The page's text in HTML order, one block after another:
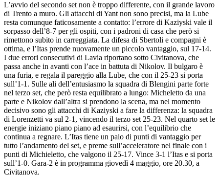
L’avvio del secondo set non è troppo differente, con il grande lavoro
di Trento a muro. Gli attacchi di Yant non sono precisi, ma la Lube
resta comunque faticosamente a contatto: l’errore di Kaziyski vale il
sorpasso dell’8-7 per gli ospiti, con i padroni di casa che però si
rimettono subito in carreggiata. La difesa di Sbertoli e compagni è
ottima, e l’Itas prende nuovamente un piccolo vantaggio, sul 17-14.
I due errori consecutivi di Lavia riportano sotto Civitanova, che
passa anche in avanti con l’ace in battuta di Nikolov. Il bulgaro è
una furia, e regala il pareggio alla Lube, che con il 25-23 si porta
sull’1-1. Sulle ali dell’entusiasmo la squadra di Blengini parte forte
nel terzo set, che però resta equilibrato a lungo: Micheletto da una
parte e Nikolov dall’altra si prendono la scena, ma nel momento
decisivo sono gli attacchi di Kaziyski a fare la differenza: la squadra
di Lorenzetti va sul 2-1, vincendo il terzo set 25-23. Nel quarto set le
energie iniziano piano piano ad esaurirsi, con l’equilibrio che
continua a regnare. L’Itas tiene un paio di punti di vantaggio per
tutto l’andamento del set, e preme sull’acceleratore nel finale con i
punti di Michieletto, che valgono il 25-17. Vince 3-1 l’Itas e si porta
sull’1-0. Gara-2 è in programma giovedì 4 maggio, ore 20.30, a
Civitanova.